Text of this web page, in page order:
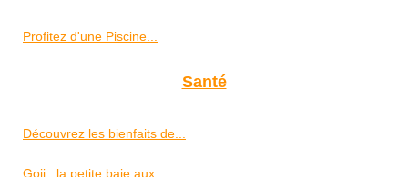
Profitez d'une Piscine...
Santé
Découvrez les bienfaits de...
Goji : la petite baie aux...